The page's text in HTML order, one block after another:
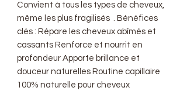
Convient à tous les types de cheveux,
même les plus fragilisés . Bénéfices
clés : Répare les cheveux abîmés et
cassants Renforce et nourrit en
profondeur Apporte brillance et
douceur naturelles Routine capillaire
100% naturelle pour cheveux